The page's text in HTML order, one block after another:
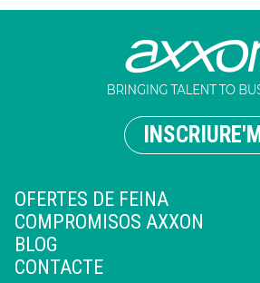
INSCRIURE'M
OFERTES DE FEINA
COMPROMISOS AXXON
BLOG
CONTACTE